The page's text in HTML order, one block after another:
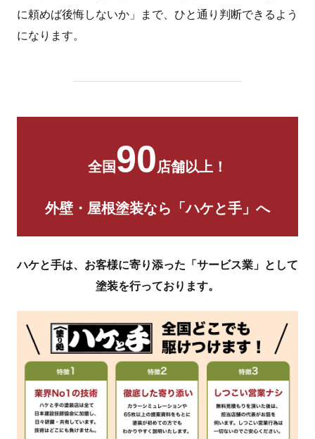
に頼めば後悔しないか」まで、ひと通り判断できるよう
になります。
全国90店舗以上！
外壁・屋根塗装なら「ハケと手」へ
ハケと手は、お客様に寄り添った「サービス業」として
塗装を行っております。